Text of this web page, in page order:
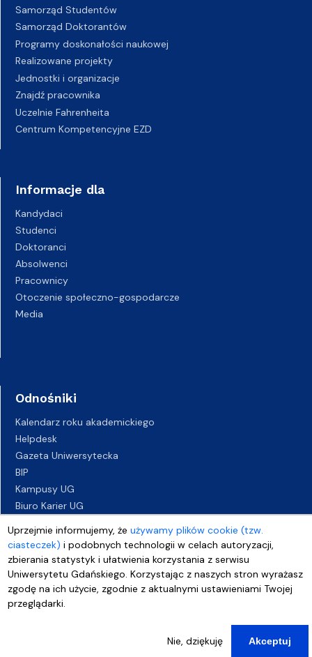
Uprzejmie informujemy, żeużywamy plików cookie (tzw.
ciasteczek) i podobnych technologii w celach autoryzacji,
zbierania statystyk i ułatwienia korzystania z serwisu
Uniwersytetu Gdańskiego. Korzystając z naszych stron wyrażasz
zgodę na ich użycie, zgodnie z aktualnymi ustawieniami Twojej
przeglądarki.
Nie, dziękuję Akceptuj
Samorząd Studentów
Samorząd Doktorantów
Programy doskonałości naukowej
Realizowane projekty
Jednostki i organizacje
Znajdź pracownika
Uczelnie Fahrenheita
Centrum Kompetencyjne EZD
Informacje dla
Kandydaci
Studenci
Doktoranci
Absolwenci
Pracownicy
Otoczenie społeczno-gospodarcze
Media
Odnośniki
Kalendarz roku akademickiego
Helpdesk
Gazeta Uniwersytecka
BIP
Kampusy UG
Biuro Karier UG
Deklaracja dostępności